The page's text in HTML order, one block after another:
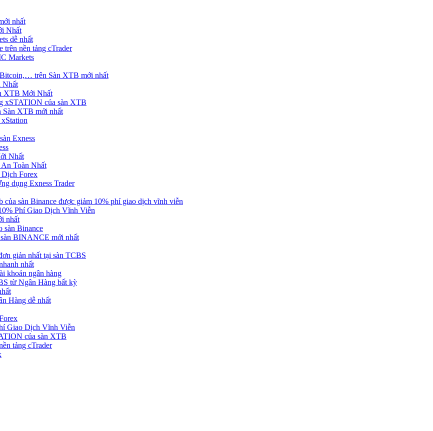
nhất
Nhất
dễ nhất
nền tảng cTrader
Markets
trên Sàn XTB mới nhất
Nhất
XTB Mới Nhất
xSTATION của sàn XTB
XTB mới nhất
Exness
Nhất
Toàn Nhất
Forex
dụng Exness Trader
sàn Binance được giảm 10% phí giao dịch vĩnh viễn
Phí Giao Dịch Vĩnh Viễn
nhất
sàn Binance
BINANCE mới nhất
giản nhất tại sàn TCBS
nhất
khoản ngân hàng
từ Ngân Hàng bất kỳ
Hàng dễ nhất
Giao Dịch Vĩnh Viễn
của sàn XTB
tảng cTrader